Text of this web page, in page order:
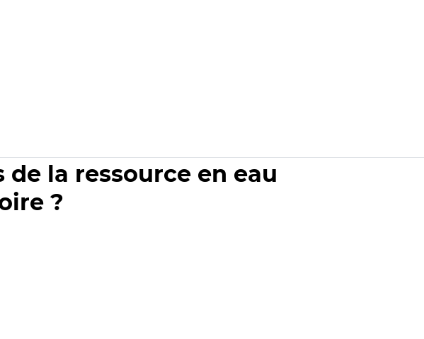
la ressource en eau
?